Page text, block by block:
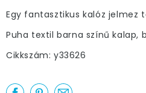
Egy fantasztikus kalóz jelmez
Puha textil barna színű kalap,
Cikkszám: y33626